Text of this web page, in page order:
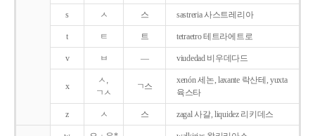
s ㅅ 스 sastreria 사스트레리아
t ㅌ 트 tetraetro 테트라에트로
v ㅂ ― viudedad 비우데다드
x
ㅅ,
ㄱㅅ
ㄱ스
xenón 세논, laxante 락산테, yuxta
육스타
z ㅅ 스 zagal 사갈, liquidez 리키데스